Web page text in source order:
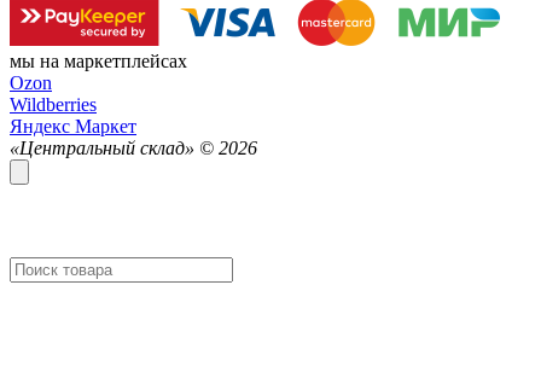
мы на маркетплейсах
Ozon
Wildberries
Яндекс Маркет
«Центральный склад» © 2026